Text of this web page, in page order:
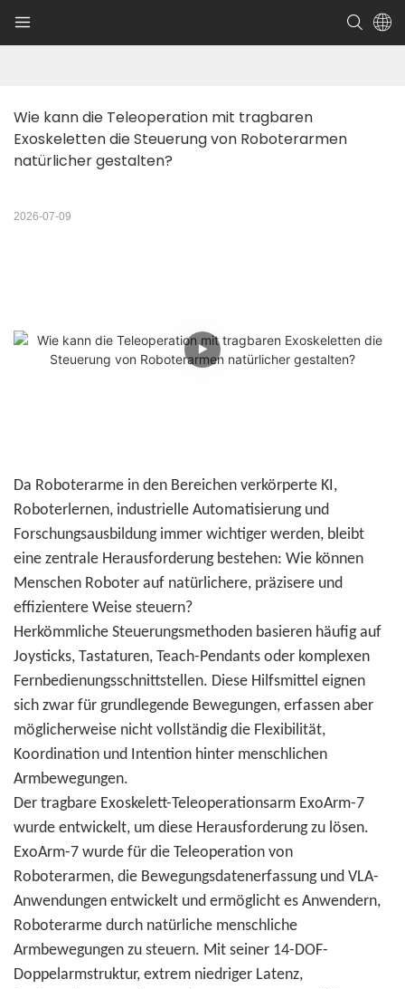
Wie kann die Teleoperation mit tragbaren
Exoskeletten die Steuerung von Roboterarmen
natürlicher gestalten?
2026-07-09
Da Roboterarme in den Bereichen verkörperte KI,
Roboterlernen, industrielle Automatisierung und
Forschungsausbildung immer wichtiger werden, bleibt
eine zentrale Herausforderung bestehen: Wie können
Menschen Roboter auf natürlichere, präzisere und
effizientere Weise steuern?
Herkömmliche Steuerungsmethoden basieren häufig auf
Joysticks, Tastaturen, Teach-Pendants oder komplexen
Fernbedienungsschnittstellen. Diese Hilfsmittel eignen
sich zwar für grundlegende Bewegungen, erfassen aber
möglicherweise nicht vollständig die Flexibilität,
Koordination und Intention hinter menschlichen
Armbewegungen.
Der tragbare Exoskelett-Teleoperationsarm ExoArm-7
wurde entwickelt, um diese Herausforderung zu lösen.
ExoArm-7 wurde für die Teleoperation von
Roboterarmen, die Bewegungsdatenerfassung und VLA-
Anwendungen entwickelt und ermöglicht es Anwendern,
Roboterarme durch natürliche menschliche
Armbewegungen zu steuern. Mit seiner 14-DOF-
Doppelarmstruktur, extrem niedriger Latenz,